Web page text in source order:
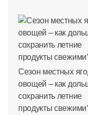
Сезон местных
овощей – как
сохранить летние
продукты